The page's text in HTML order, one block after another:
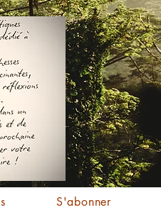
S'abonner